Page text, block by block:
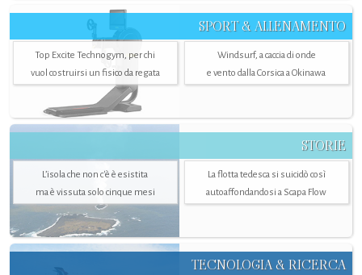
SPORT & ALLENAMENTO
Top Excite Technogym, per chi
vuol costruirsi un fisico da regata
Windsurf, a caccia di onde
e vento dalla Corsica a Okinawa
STORIE
L’isola che non c'è è esistita
ma è vissuta solo cinque mesi
La flotta tedesca si suicidò così
autoaffondandosi a Scapa Flow
TECNOLOGIA & RICERCA